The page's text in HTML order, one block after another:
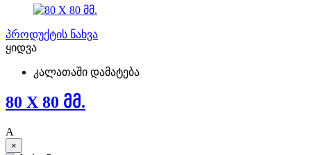
პროდუქტის ნახვა
ყიდვა
კალათაში დამატება
80 X 80 მმ.
A
×